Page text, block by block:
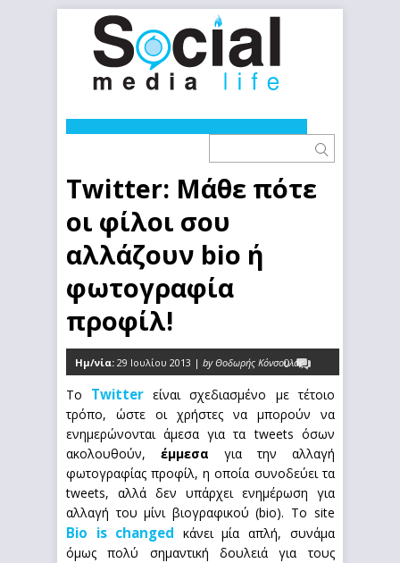
Twitter: Μάθε πότε
οι φίλοι σου
αλλάζουν bio ή
φωτογραφία
προφίλ!
Ημ/νία: 29 Ιουλίου 2013 | by Θοδωρής Κόνσουλας
0
Το Twitter είναι σχεδιασμένο με τέτοιο
τρόπο, ώστε οι χρήστες να μπορούν να
ενημερώνονται άμεσα για τα tweets όσων
ακολουθούν, έμμεσα για την αλλαγή
φωτογραφίας προφίλ, η οποία συνοδεύει τα
tweets, αλλά δεν υπάρχει ενημέρωση για
αλλαγή του μίνι βιογραφικού (bio). Το site
Bio is changed κάνει μία απλή, συνάμα
όμως πολύ σημαντική δουλειά για τους